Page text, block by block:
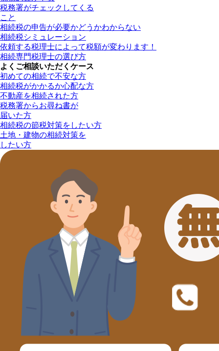
税務署がチェックしてくる
こと
相続税の申告が必要かどうかわからない
相続税シミュレーション
依頼する税理士によって税額が変わります！
相続専門税理士の選び方
よくご相談いただくケース
初めての相続で不安な方
相続税がかかるか心配な方
不動産を相続された方
税務署からお尋ね書が
届いた方
相続税の節税対策をしたい方
土地・建物の相続対策を
したい方